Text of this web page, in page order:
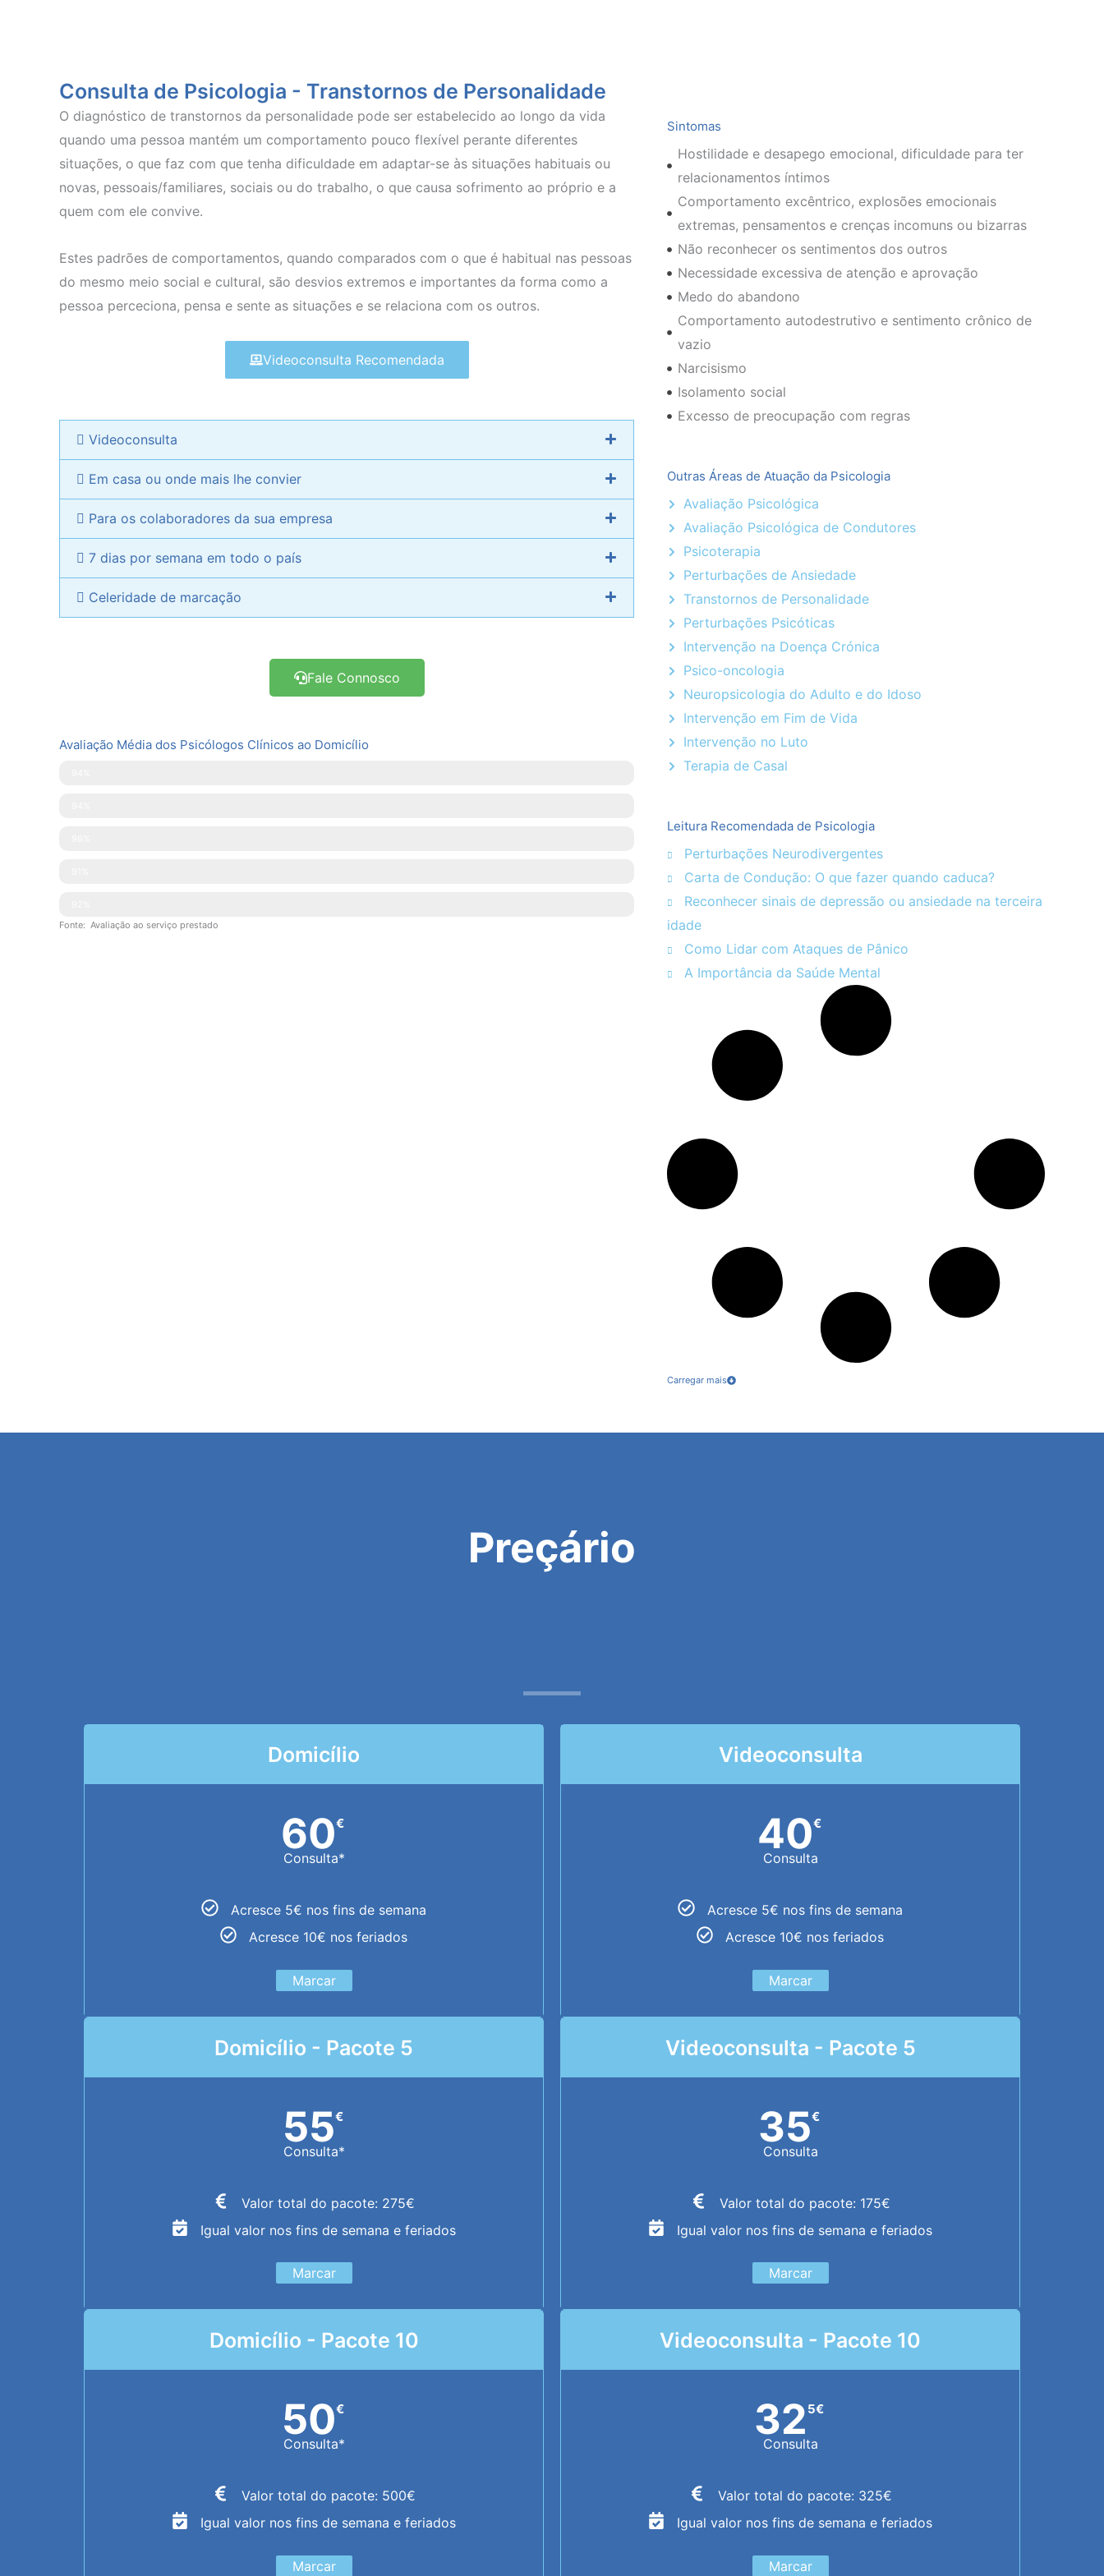
Consulta de Psicologia - Transtornos de Personalidade
O diagnóstico de transtornos da personalidade pode ser estabelecido ao longo da vida
quando uma pessoa mantém um comportamento pouco flexível perante diferentes
situações, o que faz com que tenha dificuldade em adaptar-se às situações habituais ou
novas, pessoais/familiares, sociais ou do trabalho, o que causa sofrimento ao próprio e a
quem com ele convive.
Estes padrões de comportamentos, quando comparados com o que é habitual nas pessoas
do mesmo meio social e cultural, são desvios extremos e importantes da forma como a
pessoa perceciona, pensa e sente as situações e se relaciona com os outros.
Videoconsulta Recomendada
Videoconsulta
Em casa ou onde mais lhe convier
Para os colaboradores da sua empresa
7 dias por semana em todo o país
Celeridade de marcação
Fale Connosco
Avaliação Média dos Psicólogos Clínicos ao Domicílio
Fonte: Avaliação ao serviço prestado
Sintomas
Hostilidade e desapego emocional, dificuldade para ter
relacionamentos íntimos
Comportamento excêntrico, explosões emocionais
extremas, pensamentos e crenças incomuns ou bizarras
Não reconhecer os sentimentos dos outros
Necessidade excessiva de atenção e aprovação
Medo do abandono
Comportamento autodestrutivo e sentimento crônico de
vazio
Narcisismo
Isolamento social
Excesso de preocupação com regras
Outras Áreas de Atuação da Psicologia
Avaliação Psicológica
Avaliação Psicológica de Condutores
Psicoterapia
Perturbações de Ansiedade
Transtornos de Personalidade
Perturbações Psicóticas
Intervenção na Doença Crónica
Psico-oncologia
Neuropsicologia do Adulto e do Idoso
Intervenção em Fim de Vida
Intervenção no Luto
Terapia de Casal
Leitura Recomendada de Psicologia
Perturbações Neurodivergentes
Carta de Condução: O que fazer quando caduca?
Reconhecer sinais de depressão ou ansiedade na terceira
idade
Como Lidar com Ataques de Pânico
A Importância da Saúde Mental
Carregar mais
Preçário
Domicílio
60€
Consulta*
Acresce 5€ nos fins de semana
Acresce 10€ nos feriados
Marcar
Domicílio - Pacote 5
55€
Consulta*
Valor total do pacote: 275€
Igual valor nos fins de semana e feriados
Marcar
Domicílio - Pacote 10
50€
Consulta*
Valor total do pacote: 500€
Igual valor nos fins de semana e feriados
Marcar
Videoconsulta
40€
Consulta
Acresce 5€ nos fins de semana
Acresce 10€ nos feriados
Marcar
Videoconsulta - Pacote 5
35€
Consulta
Valor total do pacote: 175€
Igual valor nos fins de semana e feriados
Marcar
Videoconsulta - Pacote 10
32 5€
Consulta
Valor total do pacote: 325€
Igual valor nos fins de semana e feriados
Marcar